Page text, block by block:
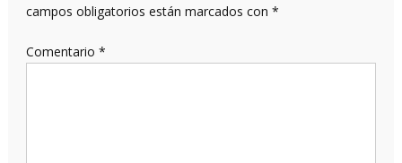
campos obligatorios están marcados con *
Comentario *